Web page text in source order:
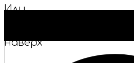
Или
наверх